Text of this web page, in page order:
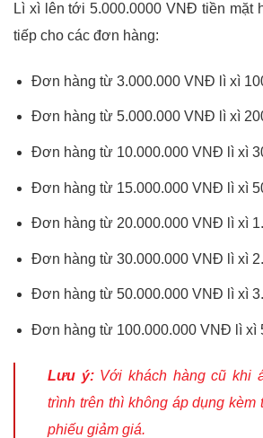
Lì xì lên tới 5.000.0000 VNĐ tiền mặt
tiếp cho các đơn hàng:
Đơn hàng từ 3.000.000 VNĐ lì xì
Đơn hàng từ 5.000.000 VNĐ lì xì
Đơn hàng từ 10.000.000 VNĐ lì xì
Đơn hàng từ 15.000.000 VNĐ lì xì
Đơn hàng từ 20.000.000 VNĐ lì xì
Đơn hàng từ 30.000.000 VNĐ lì xì
Đơn hàng từ 50.000.000 VNĐ lì xì
Đơn hàng từ 100.000.000 VNĐ lì xì
Lưu ý:Với khách hàng cũ khi
trình trên thì không áp dụng kèm
phiếu giảm giá.